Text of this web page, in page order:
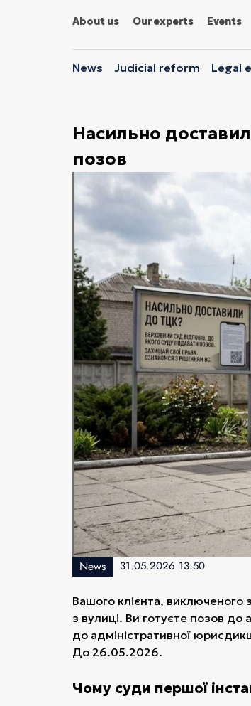
About us Our experts Events
News Judicial reform Legal
Насильно
позов
News 31.05.2026 13:50
Вашого клієнта, виключеного
з вулиці. Ви готуєте позов до
до адміністративної
До 26.05.2026.
Чому суди першої